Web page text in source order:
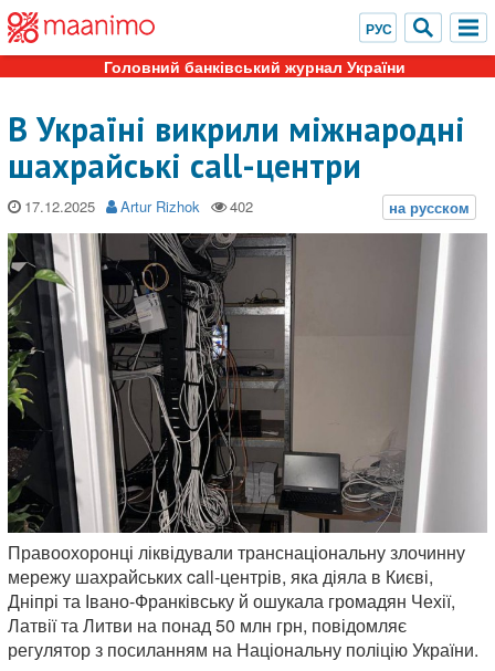
Головний банківський журнал України
В Україні викрили міжнародні
шахрайські call-центри
17.12.2025 Artur Rizhok
Правоохоронці ліквідували транснаціональну злочинну
мережу шахрайських call-центрів, яка діяла в Києві,
Дніпрі та Івано-Франківську й ошукала громадян Чехії,
Латвії та Литви на понад 50 млн грн, повідомляє
регулятор з посиланням на Національну поліцію України.